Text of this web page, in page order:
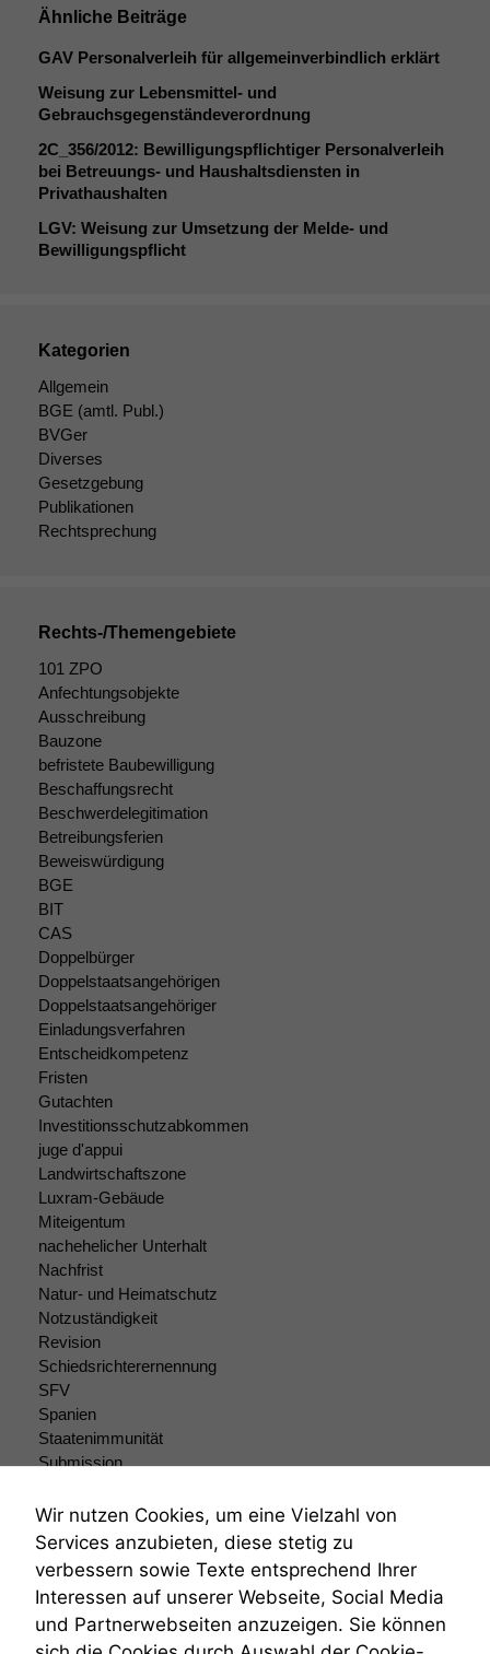
Ähnliche Beiträge
GAV Personalverleih für allgemeinverbindlich erklärt
Weisung zur Lebensmittel- und
Gebrauchsgegenständeverordnung
2C_356/2012: Bewilligungspflichtiger Personalverleih
bei Betreuungs- und Haushaltsdiensten in
Privathaushalten
LGV: Weisung zur Umsetzung der Melde- und
Bewilligungspflicht
Kategorien
Allgemein
BGE (amtl. Publ.)
BVGer
Diverses
Gesetzgebung
Publikationen
Rechtsprechung
Rechts-/Themengebiete
101 ZPO
Anfechtungsobjekte
Ausschreibung
Bauzone
befristete Baubewilligung
Beschaffungsrecht
Beschwerdelegitimation
Betreibungsferien
Beweiswürdigung
BGE
BIT
CAS
Doppelbürger
Doppelstaatsangehörigen
Doppelstaatsangehöriger
Einladungsverfahren
Entscheidkompetenz
Fristen
Gutachten
Investitionsschutzabkommen
juge d'appui
Landwirtschaftszone
Luxram-Gebäude
Miteigentum
nachehelicher Unterhalt
Nachfrist
Natur- und Heimatschutz
Notzuständigkeit
Revision
Schiedsrichterernennung
SFV
Spanien
Staatenimmunität
Submission
Teilungsklage
Venezuela
VRK
Wiederherstellungsanordnung
Zivilprozessordnung
ZPO
Wir nutzen Cookies, um eine Vielzahl von
Services anzubieten, diese stetig zu
verbessern sowie Texte entsprechend Ihrer
Interessen auf unserer Webseite, Social Media
und Partnerwebseiten anzuzeigen. Sie können
dieser Website
sind optional.
Wenn Sie
diese Option
deaktivieren,
kann die
Website nicht